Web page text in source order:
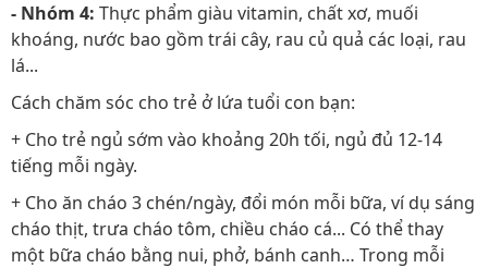
- Nhóm 4: Thực phẩm giàu vitamin, chất xơ, muối
khoáng, nước bao gồm trái cây, rau củ quả các loại, rau
lá...
Cách chăm sóc cho trẻ ở lứa tuổi con bạn:
+ Cho trẻ ngủ sớm vào khoảng 20h tối, ngủ đủ 12-14
tiếng mỗi ngày.
+ Cho ăn cháo 3 chén/ngày, đổi món mỗi bữa, ví dụ sáng
cháo thịt, trưa cháo tôm, chiều cháo cá... Có thể thay
một bữa cháo bằng nui, phở, bánh canh… Trong mỗi